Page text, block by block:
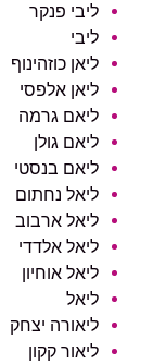
ליבי פנקר
ליבי
ליאן כוזהינוף
ליאן אלפסי
ליאם גרמה
ליאם גולן
ליאם בנסטי
ליאל נחתום
ליאל ארבוב
ליאל אלדדי
ליאל אוחיון
ליאל
ליאורה יצחק
ליאור קקון